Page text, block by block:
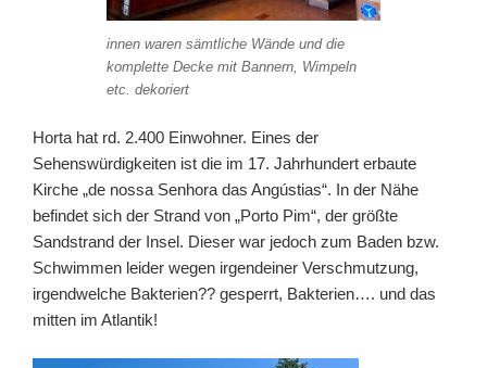
innen waren sämtliche Wände und die
komplette Decke mit Bannern, Wimpeln
etc. dekoriert
Horta hat rd. 2.400 Einwohner. Eines der
Sehenswürdigkeiten ist die im 17. Jahrhundert erbaute
Kirche „de nossa Senhora das Angústias“. In der Nähe
befindet sich der Strand von „Porto Pim“, der größte
Sandstrand der Insel. Dieser war jedoch zum Baden bzw.
Schwimmen leider wegen irgendeiner Verschmutzung,
irgendwelche Bakterien?? gesperrt, Bakterien…. und das
mitten im Atlantik!